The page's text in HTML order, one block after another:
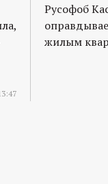
Русофоб
жилым